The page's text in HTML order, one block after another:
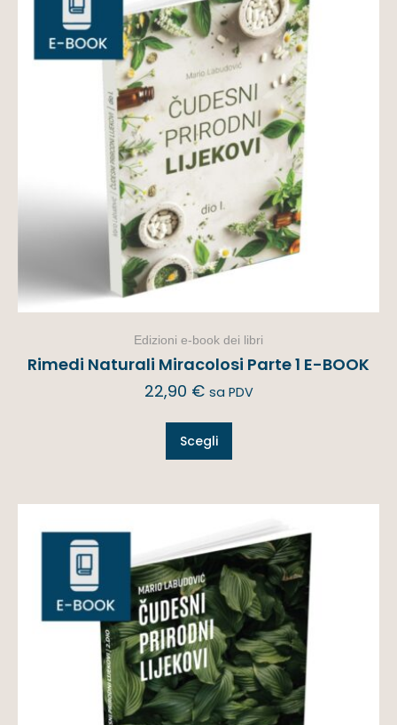
Edizioni e-book dei libri
Rimedi Naturali Miracolosi Parte 1 E-BOOK
22,90 € sa PDV
Scegli